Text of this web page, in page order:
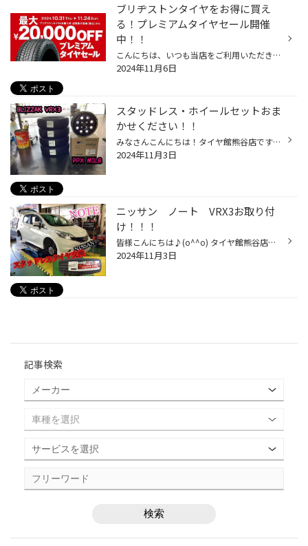
ブリヂストンタイヤをお得に買え
る！プレミアムタイヤセール開催
中！！
こんにちは、いつも当店をご利用いただきましてありがとうございます。 現在、コクピット・タイヤ館では、ブリヂストンタイヤをお得に買える！プレミアムタイヤセールを開催中です。 コクピット・タイヤ館のアプリをダウンロード頂いた方全員に、ブリヂストンのタイヤ割引クーポンをプレゼント！ ブ...
2024年11月6日
スタッドレス・ホイールセットおま
かせください！！
みなさんこんにちは！タイヤ館熊谷店です！ 今回はスタッドレス・アルミホイールのご紹介になります！ 新品アルミホイールにスタッドレスタイヤを組み付けます！ タイヤはVRX3 155/65R14になります。 当たり前ですが、新品のホイールは光沢がありピカピカです！ 専用の機械を使って組み込み、バラン...
2024年11月3日
ニッサン ノート VRX3お取り付
け！！！
皆様こんにちは♪(o^^o) タイヤ館熊谷店です。 今回は日産ノートにブリザックのVRX3を装着しちゃいます(*^▽^*) VRX3ならアイスバーンでも新雪の道でも！！ 作業は当店の店長にやって頂きました！ バッチリ正確に迅速に仕上げてくださいました！ スタッドレスタイヤの交換はタイヤ館熊谷にお任せくだ...
2024年11月3日
記事検索